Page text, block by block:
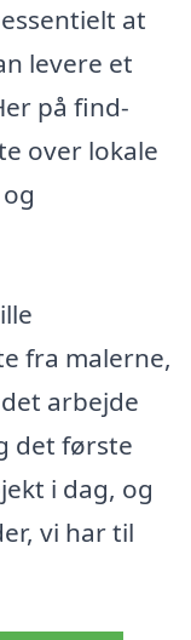
at
levere et
på find-
over lokale
fra malerne,
arbejde
det første
i dag, og
vi har til